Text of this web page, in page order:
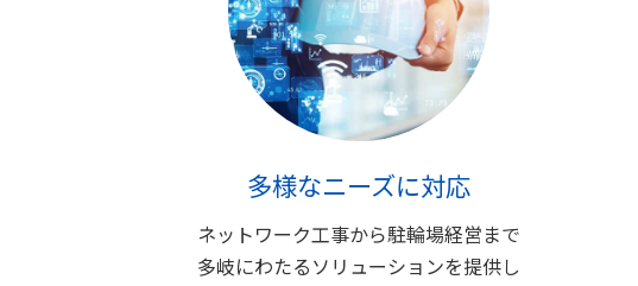
多様なニーズに対応
ネットワーク工事から駐輪場経営まで
多岐にわたるソリューションを提供し